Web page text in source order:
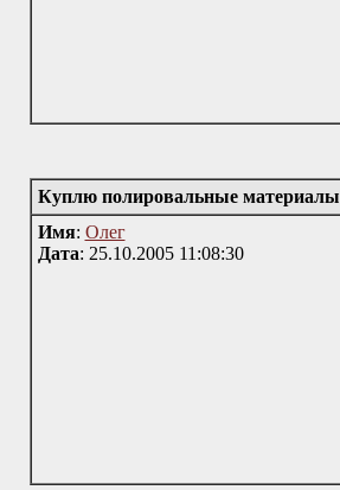
Куплю полировальные материалы
Имя: Олег
Дата: 25.10.2005 11:08:30